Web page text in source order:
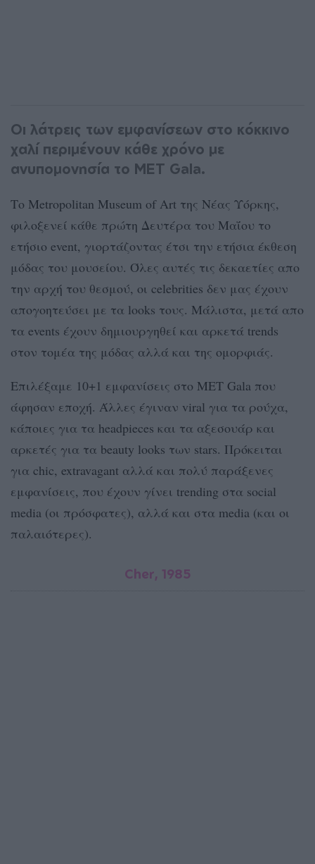
Οι λάτρεις των εμφανίσεων στο κόκκινο
χαλί περιμένουν κάθε χρόνο με
ανυπομονησία το MET Gala.
Το Metropolitan Museum of Art της Νέας Υόρκης,
φιλοξενεί κάθε πρώτη Δευτέρα του Μαΐου το
ετήσιο event, γιορτάζοντας έτσι την ετήσια έκθεση
μόδας του μουσείου. Όλες αυτές τις δεκαετίες απο
την αρχή του θεσμού, οι celebrities δεν μας έχουν
απογοητεύσει με τα looks τους. Μάλιστα, μετά απο
τα events έχουν δημιουργηθεί και αρκετά trends
στον τομέα της μόδας αλλά και της ομορφιάς.
Επιλέξαμε 10+1 εμφανίσεις στο MET Gala που
άφησαν εποχή. Άλλες έγιναν viral για τα ρούχα,
κάποιες για τα headpieces και τα αξεσουάρ και
αρκετές για τα beauty looks των stars. Πρόκειται
για chic, extravagant αλλά και πολύ παράξενες
εμφανίσεις, που έχουν γίνει trending στα social
media (οι πρόσφατες), αλλά και στα media (και οι
παλαιότερες).
Cher, 1985